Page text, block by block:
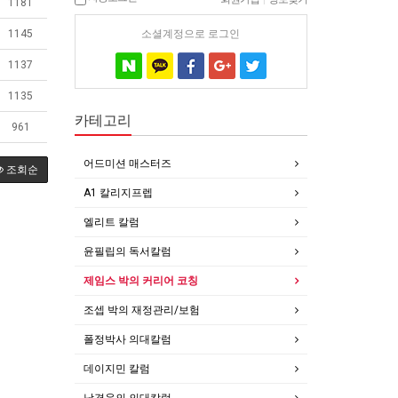
1181
1145
1137
1135
961
조회순
소셜계정으로 로그인
카테고리
어드미션 매스터즈
A1 칼리지프렙
엘리트 칼럼
윤필립의 독서칼럼
제임스 박의 커리어 코칭
조셉 박의 재정관리/보험
폴정박사 의대칼럼
데이지민 칼럼